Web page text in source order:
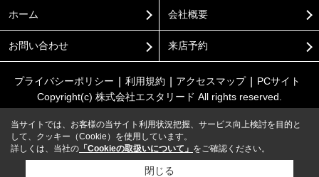
ホーム 会社概要
お問い合わせ 来店予約
プライバシーポリシー 利用規約 アクセスマップ
PCサイト
Copyright(c) 株式会社エスタリード All rights reserved.
当サイトでは、お客様の当サイト利用状況把握、サービス向上検討を目的と
して、クッキー（Cookie）を使用しています。
詳しくは、当社の 「Cookieの取扱いについて」 をご確認ください。
閉じる